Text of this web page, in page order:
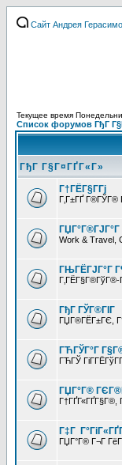
Сайт Андрея
Текущее время
Список форумов ГђГ
ГђГ Г§Г¤ГҐГ«Г»
Г†ГЁГ§Г­Гј
Г‚Г±ГҐ Г®ГЎГ®
Work & Travel,
ГЊГЁГЈГ°Г
Г‚ГЁГ§Г®ГўГ®-
ГђГ ГЎГ®ГІГ
ГЏГ®ГЁГ±ГЄ,
ГЋГЎГ°Г
ГЋГЎ
ГЏГ°Г®
Г†ГҐГ«ГҐГ§Г®,
Г‡Г
ГЏГ°Г® Г¬Г